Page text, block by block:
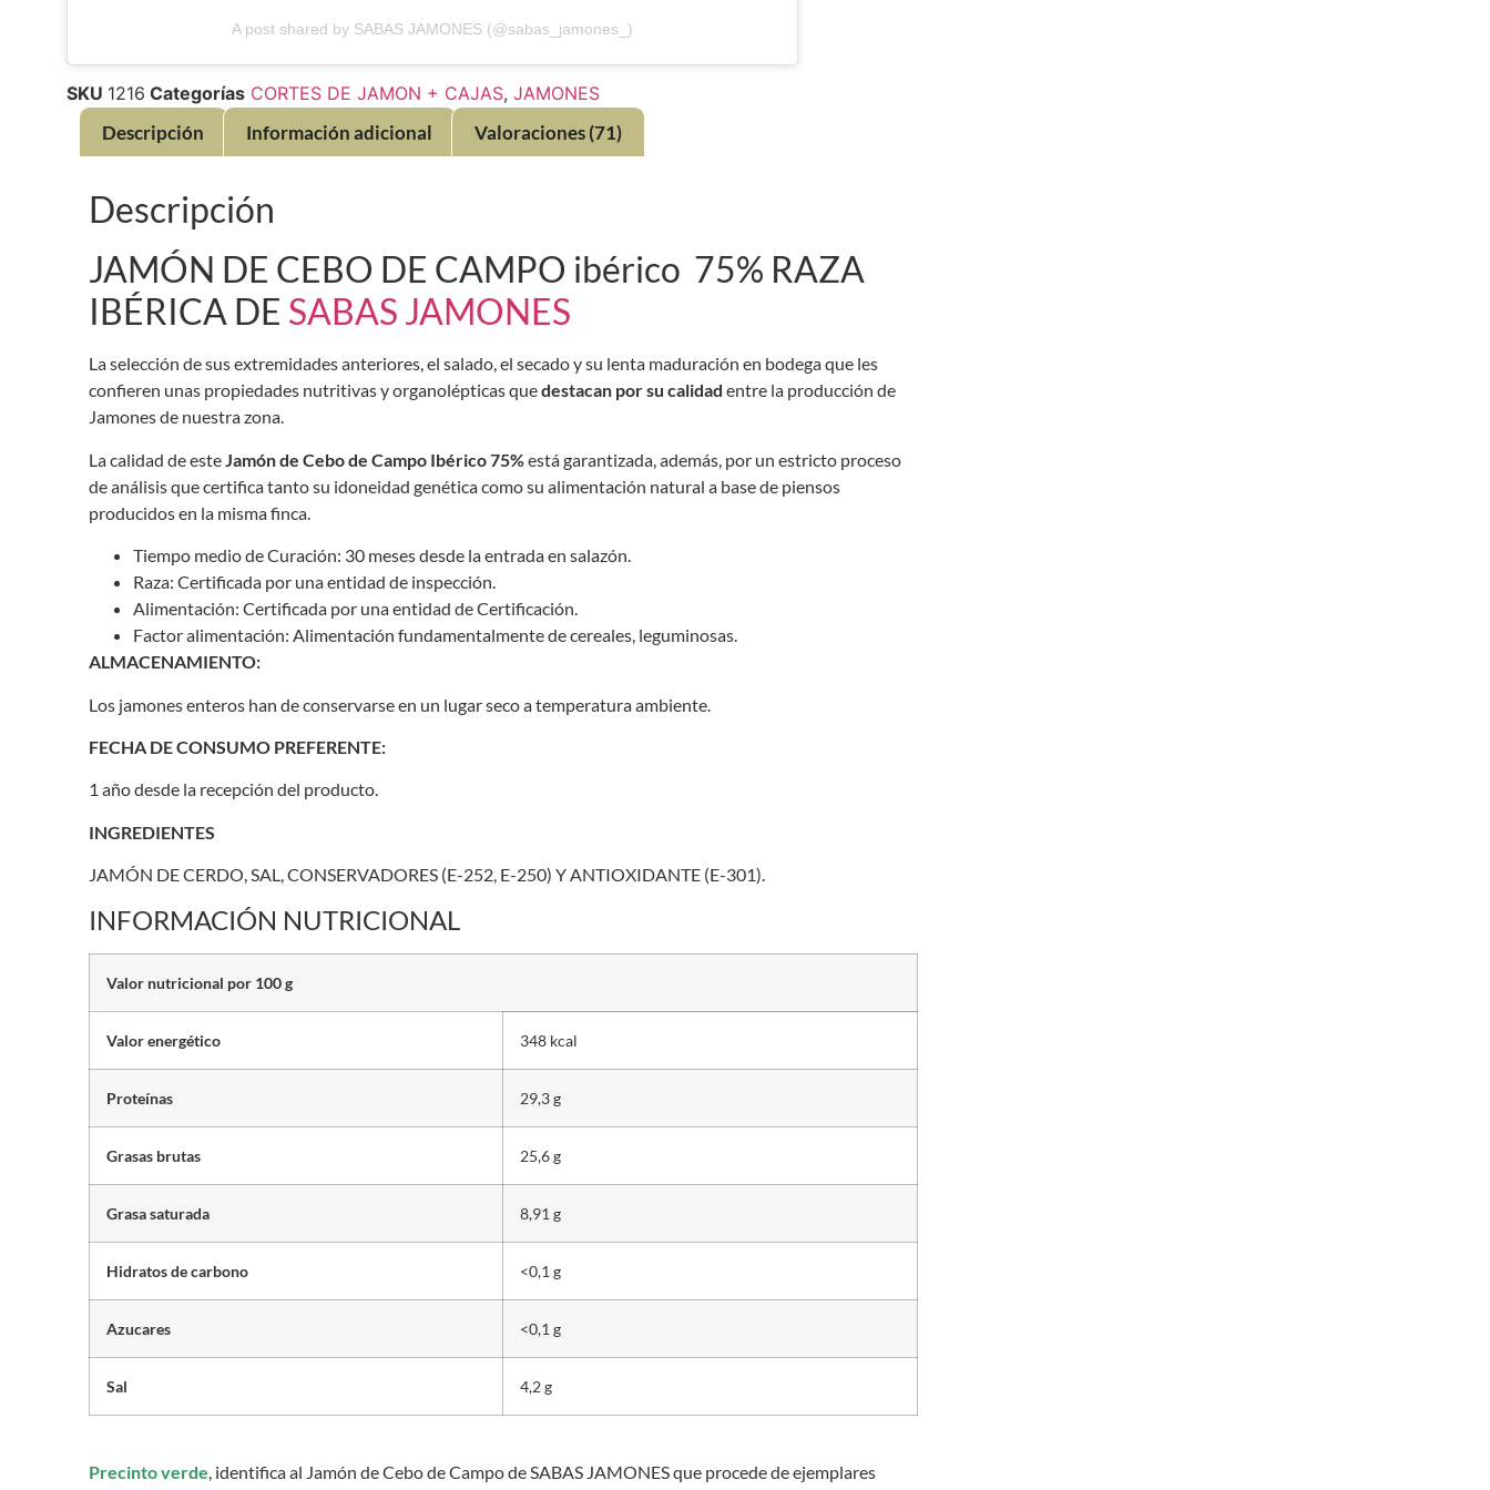
A post shared by SABAS JAMONES (@sabas_jamones_)
SKU 1216 Categorías CORTES DE JAMON + CAJAS, JAMONES
Descripción Información adicional Valoraciones (71)
Descripción
JAMÓN DE CEBO DE CAMPO ibérico 75% RAZA
IBÉRICA DE SABAS JAMONES
La selección de sus extremidades anteriores, el salado, el secado y su lenta maduración en bodega que les
confieren unas propiedades nutritivas y organolépticas quedestacan por su calidad entre la producción de
Jamones de nuestra zona.
La calidad de esteJamón de Cebo de Campo Ibérico 75%está garantizada, además, por un estricto proceso
de análisis que certifica tanto su idoneidad genética como su alimentación natural a base de piensos
producidos en la misma finca.
Tiempo medio de Curación: 30 meses desde la entrada en salazón.
Raza: Certificada por una entidad de inspección.
Alimentación: Certificada por una entidad de Certificación.
Factor alimentación: Alimentación fundamentalmente de cereales, leguminosas.
ALMACENAMIENTO:
Los jamones enteros han de conservarse en un lugar seco a temperatura ambiente.
FECHA DE CONSUMO PREFERENTE:
1 año desde la recepción del producto.
INGREDIENTES
JAMÓN DE CERDO, SAL, CONSERVADORES (E-252, E-250) Y ANTIOXIDANTE (E-301).
INFORMACIÓN NUTRICIONAL
Valor nutricional por 100 g
Valor energético 348 kcal
Proteínas 29,3 g
Grasas brutas 25,6 g
Grasa saturada 8,91 g
Hidratos de carbono <0,1 g
Azucares <0,1 g
Sal 4,2 g
Precinto verde , identifica al Jamón de Cebo de Campo de SABAS JAMONES que procede de ejemplares